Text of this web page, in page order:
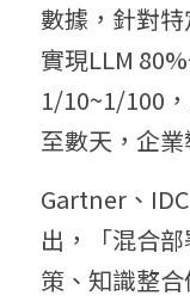
數據，針對
實現LLM
1/10~1/100
至數天，企
Gartner、
出，「混合
策、知識整